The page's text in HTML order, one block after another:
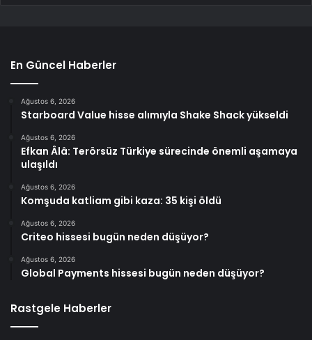
En Güncel Haberler
Ağustos 6, 2026
Starboard Value hisse alımıyla Shake Shack yükseldi
Ağustos 6, 2026
Efkan Âlâ: Terörsüz Türkiye sürecinde önemli aşamaya
ulaşıldı
Ağustos 6, 2026
Komşuda katliam gibi kaza: 35 kişi öldü
Ağustos 6, 2026
Criteo hissesi bugün neden düşüyor?
Ağustos 6, 2026
Global Payments hissesi bugün neden düşüyor?
Rastgele Haberler